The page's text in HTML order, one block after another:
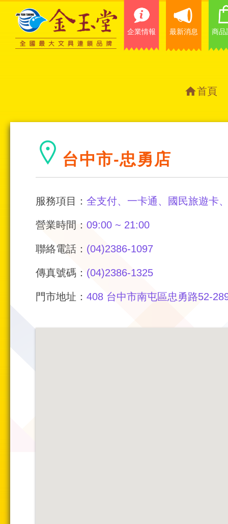
企業情報 最新消息 商品
首頁
台中市-忠勇店
服務項目： 全支付、一卡通、國民旅遊卡
營業時間： 09:00 ~ 21:00
聯絡電話： (04)2386-1097
傳真號碼： (04)2386-1325
門市地址： 408 台中市南屯區忠勇路52-